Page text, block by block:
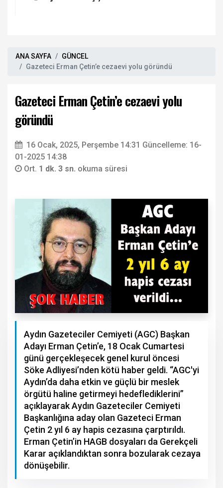
ANA SAYFA
GÜNCEL
Gazeteci Erman Çetin’e cezaevi yolu göründü
Gazeteci Erman Çetin’e cezaevi yolu
göründü
16 Ocak, 2025, Perşembe 14:31 Güncelleme: 16-
01-2025 14:38
Ort. 1 dk. 3 sn. okuma süresi
Aydın Gazeteciler Cemiyeti (AGC) Başkan
Adayı Erman Çetin’e, 18 Ocak Cumartesi
günü gerçekleşecek genel kurul öncesi
Söke Adliyesi’nden kötü haber geldi. “AGC'yi
Aydın’da daha etkin ve güçlü bir meslek
örgütü haline getirmeyi hedeflediklerini”
açıklayarak Aydın Gazeteciler Cemiyeti
Başkanlığına aday olan Gazeteci Erman
Çetin 2 yıl 6 ay hapis cezasına çarptırıldı.
Erman Çetin’in HAGB dosyaları da Gerekçeli
Karar açıklandıktan sonra bozularak cezaya
dönüşebilir.